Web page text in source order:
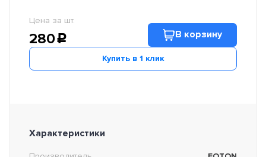
Цена за шт.
280c В корзину
Купить в 1 клик
Характеристики